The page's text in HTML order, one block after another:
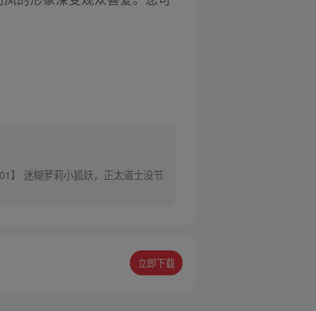
】 迷糊萝莉小狐妖，正太道士没节
立即下载